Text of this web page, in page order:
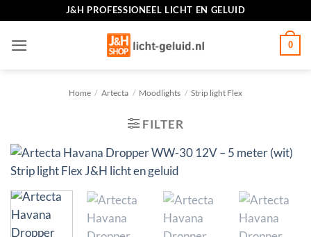
inhoud
J&H PROFESSIONEEL LICHT EN GELUID
0
Home / Artecta / Moodlights / Strip light Flex
FILTER